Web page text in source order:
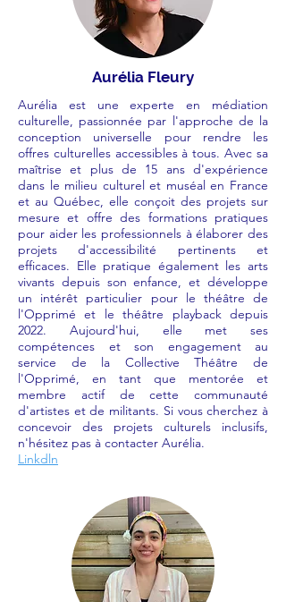
Aurélia Fleury
Aurélia est une experte en médiation
culturelle, passionnée par l'approche de la
conception universelle pour rendre les
offres culturelles accessibles à tous. Avec sa
maîtrise et plus de 15 ans d'expérience
dans le milieu culturel et muséal en France
et au Québec, elle conçoit des projets sur
mesure et offre des formations pratiques
pour aider les professionnels à élaborer des
projets d'accessibilité pertinents et
efficaces. Elle pratique également les arts
vivants depuis son enfance, et développe
un intérêt particulier pour le théâtre de
l'Opprimé et le théâtre playback depuis
2022. Aujourd'hui, elle met ses
compétences et son engagement au
service de la Collective Théâtre de
l'Opprimé, en tant que mentorée et
membre actif de cette communauté
d'artistes et de militants. Si vous cherchez à
concevoir des projets culturels inclusifs,
n'hésitez pas à contacter Aurélia.
Linkdln